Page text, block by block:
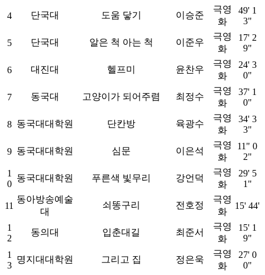
4 단국대 도움 닿기 이승준
극영
화
49' 1
3"
5 단국대 알은 척 아는 척 이준우
극영
화
17' 2
9"
6 대진대 헬프미 윤찬우
극영
화
24' 3
0"
7 동국대 고양이가 되어주렴 최정수
극영
화
37' 1
0"
8 동국대대학원 단칸방 육광수
극영
화
34' 3
3"
9 동국대대학원 심문 이은석
극영
화
11" 0
2"
1
0
동국대대학원 푸른색 빛무리 강언덕
극영
화
29' 5
1"
11
동아방송예술
대
쇠똥구리 전호정
극영
화
15' 44'
1
2
동의대 입춘대길 최준서
극영
화
15' 1
9"
1
3
명지대대학원 그리고 집 정은욱
극영
화
27' 0
0"